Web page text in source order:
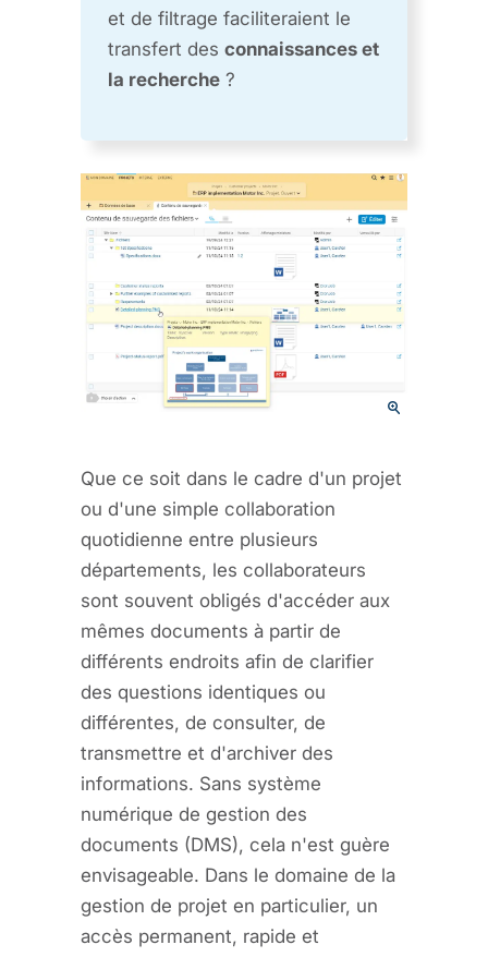
et de filtrage faciliteraient le
transfert des connaissances et
la recherche ?
Que ce soit dans le cadre d'un projet
ou d'une simple collaboration
quotidienne entre plusieurs
départements, les collaborateurs
sont souvent obligés d'accéder aux
mêmes documents à partir de
différents endroits afin de clarifier
des questions identiques ou
différentes, de consulter, de
transmettre et d'archiver des
informations. Sans système
numérique de gestion des
documents (DMS), cela n'est guère
envisageable. Dans le domaine de la
gestion de projet en particulier, un
accès permanent, rapide et